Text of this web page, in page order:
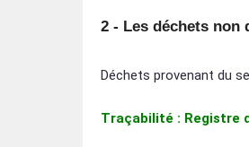
2 - Les déchets non
Déchets provenant du
Traçabilité : Registre